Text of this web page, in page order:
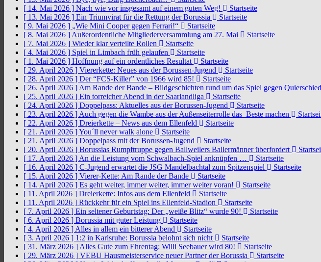
[ 14. Mai 2026 ] Nach wie vor insgesamt auf einem guten Weg!
Startseite
[ 13. Mai 2026 ] Ein Triumvirat für die Rettung der Borussia
Startseite
[ 9. Mai 2026 ] „Wie Mini Cooper gegen Ferrari!“
Startseite
[ 8. Mai 2026 ] Außerordentliche Mitgliederversammlung am 27. Mai
Startseite
[ 7. Mai 2026 ] Wieder klar verteilte Rollen
Startseite
[ 4. Mai 2026 ] Spiel in Limbach früh gelaufen
Startseite
[ 1. Mai 2026 ] Hoffnung auf ein ordentliches Resultat
Startseite
[ 29. April 2026 ] Viererkette: Neues aus der Borussen-Jugend
Startseite
[ 28. April 2026 ] Der “FCS-Killer” von 1966 wird 85!
Startseite
[ 26. April 2026 ] Am Rande der Bande – Bildgeschichten rund um das Spiel gegen Quierschied
[ 25. April 2026 ] Ein torreicher Abend in der Saarlandliga
Startseite
[ 24. April 2026 ] Doppelpass: Aktuelles aus der Borussen-Jugend
Startseite
[ 23. April 2026 ] Auch gegen die Wambe aus der Außenseiterrolle das Beste machen
[ 22. April 2026 ] Dreierkette – News aus dem Ellenfeld
Startseite
[ 21. April 2026 ]You´ll never walk alone
Startseite
[ 21. April 2026 ] Doppelpass mit der Borussen-Jugend
Startseite
[ 20. April 2026 ] Borussias Rumpftruppe gegen Ballweilers Ballermänner überfordert
[ 17. April 2026 ] An die Leistung vom Schwalbach-Spiel anknüpfen …
Startseite
[ 16. April 2026 ] C-Jugend erwartet die JSG Mandelbachtal zum Spitzenspiel
Startseite
[ 15. April 2026 ] Vierer-Kette: Am Rande der Bande
Startseite
[ 14. April 2026 ] Es geht weiter, immer weiter, immer weiter voran!
Startseite
[ 11. April 2026 ] Dreierkette: Infos aus dem Ellenfeld
Startseite
[ 11. April 2026 ] Rückkehr für ein Spiel ins Ellenfeld-Stadion
Startseite
[ 7. April 2026 ] Ein seltener Geburtstag: Der „weiße Blitz“ wurde 90!
Startseite
[ 6. April 2026 ] Borussia mit guter Leistung
Startseite
[ 4. April 2026 ] Alles in allem ein bitterer Abend
Startseite
[ 3. April 2026 ] 1:2 in Karlsruhe: Borussia belohnt sich nicht
Startseite
[ 31. März 2026 ] Alles Gute zum Ehrentag: Willi Seebauer wird 80!
Startseite
[ 29. März 2026 ] VEBU Hausmeisterservice neuer Partner der Borussia
Startseite